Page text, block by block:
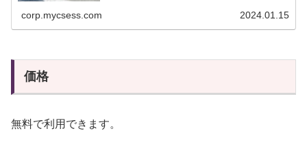
corp.mycsess.com 2024.01.15
価格
無料で利用できます。